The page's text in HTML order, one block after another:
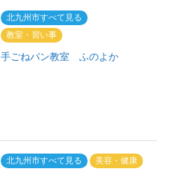
北九州市すべて見る
教室・習い事
手ごねパン教室 ふのよか
北九州市すべて見る 美容・健康